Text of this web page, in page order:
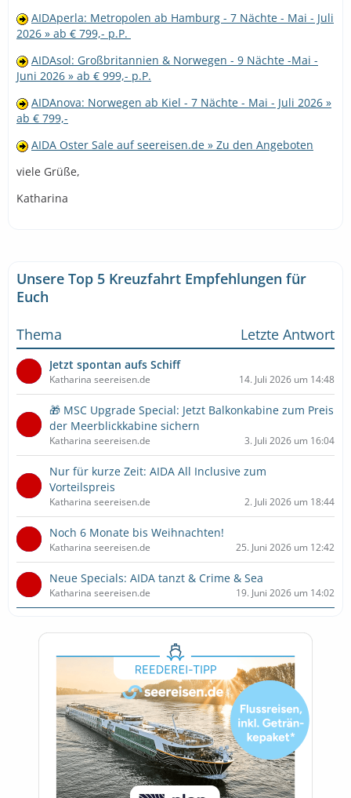
AIDAperla: Metropolen ab Hamburg - 7 Nächte - Mai - Juli
2026 » ab € 799,- p.P.
AIDAsol: Großbritannien & Norwegen - 9 Nächte -Mai -
Juni 2026 » ab € 999,- p.P.
AIDAnova: Norwegen ab Kiel - 7 Nächte - Mai - Juli 2026 »
ab € 799,-
AIDA Oster Sale auf seereisen.de » Zu den Angeboten
viele Grüße,
Katharina
Unsere Top 5 Kreuzfahrt Empfehlungen für
Euch
Thema
Letzte Antwort
Jetzt spontan aufs Schiff
Katharina seereisen.de 14. Juli 2026 um 14:48
🎁 MSC Upgrade Special: Jetzt Balkonkabine zum Preis
der Meerblickkabine sichern
Katharina seereisen.de 3. Juli 2026 um 16:04
Nur für kurze Zeit: AIDA All Inclusive zum
Vorteilspreis
Katharina seereisen.de 2. Juli 2026 um 18:44
Noch 6 Monate bis Weihnachten!
Katharina seereisen.de 25. Juni 2026 um 12:42
Neue Specials: AIDA tanzt & Crime & Sea
Katharina seereisen.de 19. Juni 2026 um 14:02